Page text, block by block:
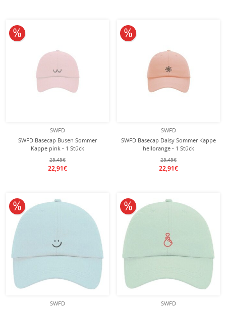
SWFD
SWFD Basecap Busen Sommer
Kappe pink - 1 Stück
25,45€
22,91€
10% reduziert
SWFD
SWFD Basecap Daisy Sommer Kappe
hellorange - 1 Stück
25,45€
22,91€
10% reduziert
SWFD
10% reduziert
SWFD
10% reduziert